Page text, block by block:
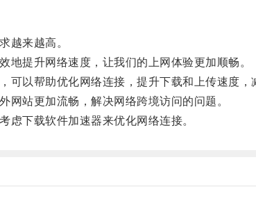
来越高。
提升网络速度，让我们的上网体验更加顺畅。
以帮助优化网络连接，提升下载和上传速度，
站更加流畅，解决网络跨境访问的问题。
下载软件加速器来优化网络连接。